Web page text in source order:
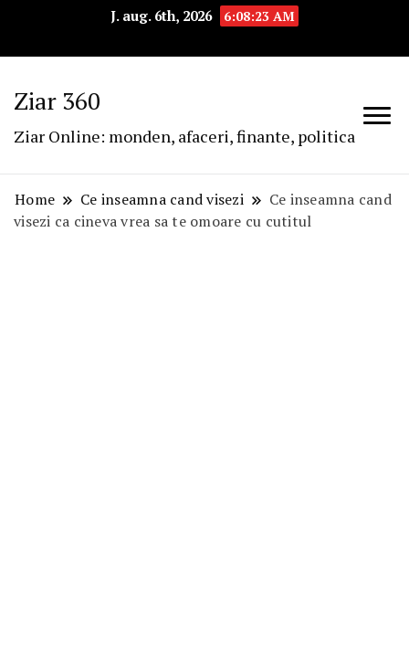
J. aug. 6th, 2026 6:08:24 AM
Ziar 360
Ziar Online: monden, afaceri, finante, politica
Home Ce inseamna cand visezi
Ce inseamna cand
visezi ca cineva vrea sa te omoare cu cutitul